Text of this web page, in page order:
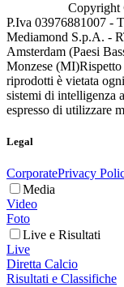
Copyright
P.Iva 03976881007 -
Mediamond S.p.A. -
Amsterdam (Paesi
Monzese (MI)Rispetto
riprodotti è vietata
sistemi di intelligenza
espresso di utilizzare
Legal
CorporatePrivacy
Media
Video
Foto
Live e Risultati
Live
Diretta Calcio
Risultati e Classifiche